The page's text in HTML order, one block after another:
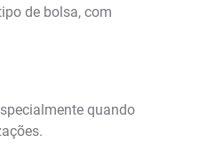
de bolsa, com
quando